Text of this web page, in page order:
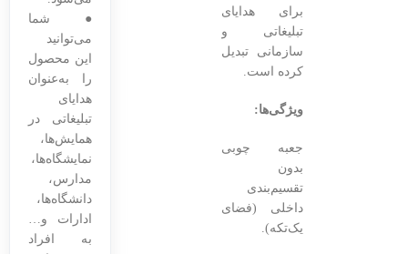
برای هدایای
تبلیغاتی و
سازمانی تبدیل
کرده است.
ویژگی‌ها:
جعبه چوبی
بدون
تقسیم‌بندی
داخلی (فضای
یک‌تکه).
● شما
می‌توانید
این محصول
را به‌عنوان
هدایای
تبلیغاتی در
همایش‌ها،
نمایشگاه‌ها،
مدارس،
دانشگاه‌ها،
ادارات و…
به افراد